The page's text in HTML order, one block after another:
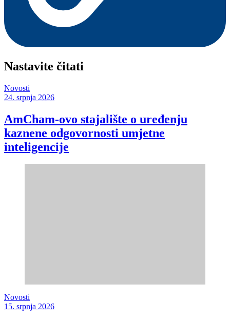
Nastavite čitati
Novosti
24. srpnja 2026
AmCham-ovo stajalište o uređenju
kaznene odgovornosti umjetne
inteligencije
Novosti
15. srpnja 2026